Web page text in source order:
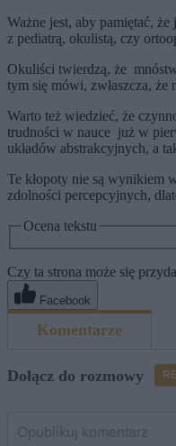
Ważne jest, aby pamiętać,
z pediatrą, okulistą, czy
Okuliści twierdzą, że
tym się mówi, zwłaszcza,
Warto też wiedzieć, że
trudności w nauce już w
układów abstrakcyjnych, a
Te kłopoty nie są wynikiem
zdolności percepcyjnych,
Ocena tekstu
Czy ta strona może się
Facebook